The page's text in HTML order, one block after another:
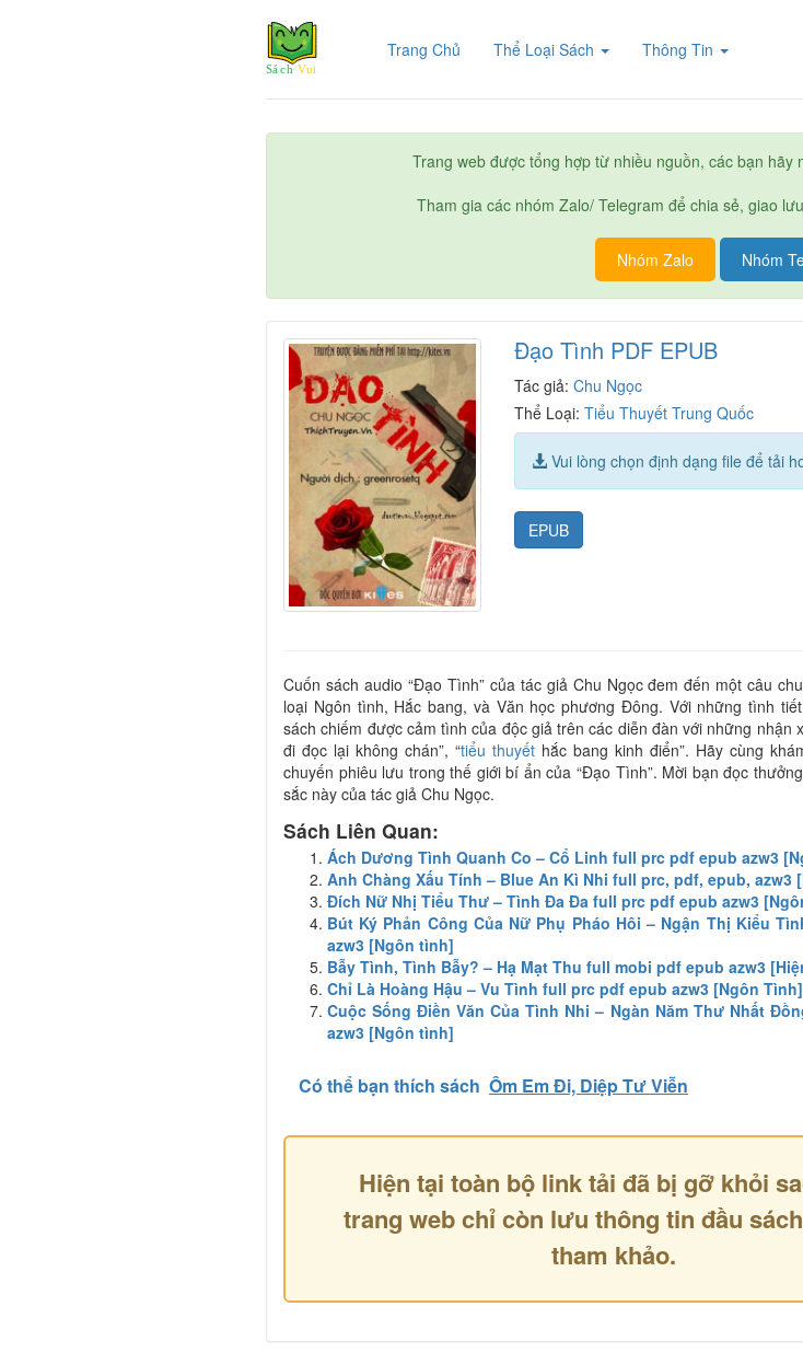
Trang Chủ (current)Thể Loại Sách Thông Tin
Trang web được tổng hợp từ nhiều nguồn, các bạn hãy
Tham gia các nhóm Zalo/ Telegram để chia sẻ, giao
Nhóm Zalo Nhóm
Đạo Tình PDF EPUB
Tác giả:Chu Ngọc
Thể Loại:Tiểu Thuyết Trung Quốc
Vui lòng chọn định dạng file để tải
EPUB
Cuốn sách audio “Đạo Tình” của tác giả Chu Ngọc đem đến một câu
loại Ngôn tình, Hắc bang, và Văn học phương Đông. Với những tình
sách chiếm được cảm tình của độc giả trên các diễn đàn với những nhận
đi đọc lại không chán”, “tiểu thuyết hắc bang kinh điển”. Hãy cùng
chuyến phiêu lưu trong thế giới bí ẩn của “Đạo Tình”. Mời bạn đọc
sắc này của tác giả Chu Ngọc.
Sách Liên Quan:
Ách Dương Tình Quanh Co – Cổ Linh full prc pdf epub azw3
Anh Chàng Xấu Tính – Blue An Kì Nhi full prc, pdf, epub, azw3
Đích Nữ Nhị Tiểu Thư – Tình Đa Đa full prc pdf epub azw3
Bút Ký Phản Công Của Nữ Phụ Pháo Hôi – Ngận Thị Kiểu
azw3 [Ngôn tình]
Bẫy Tình, Tình Bẫy? – Hạ Mạt Thu full mobi pdf epub azw3
Chỉ Là Hoàng Hậu – Vu Tình full prc pdf epub azw3 [Ngôn Tình]
Cuộc Sống Điền Văn Của Tình Nhi – Ngàn Năm Thư Nhất
azw3 [Ngôn tình]
Có thể bạn thích sách Ôm Em Đi, Diệp Tư Viễn
Hiện tại toàn bộ link tải đã bị gỡ khỏi
trang web chỉ còn lưu thông tin đầu
tham khảo.